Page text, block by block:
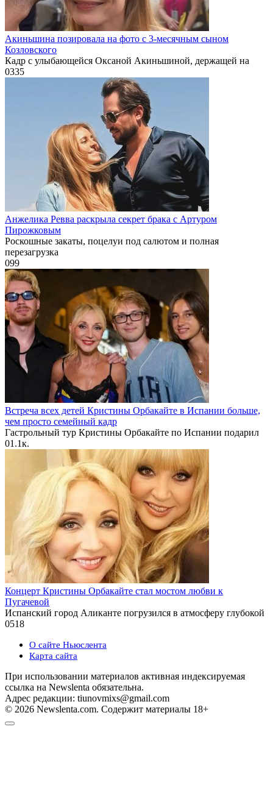
Акиньшина позировала на фото с 3-месячным сыном
Козловского
Кадр с улыбающейся Оксаной Акиньшиной, держащей на
0335
Анжелика Ревва раскрыла секрет брака с Артуром
Пирожковым
Роскошные закаты, поцелуи под салютом и полная
перезагрузка
099
Встреча всех детей Кристины Орбакайте в Испании больше,
чем просто семейный кадр
Гастрольный тур Кристины Орбакайте по Испании подарил
01.1к.
Концерт Кристины Орбакайте стал мостом любви к
Пугачевой
Испанский город Аликанте погрузился в атмосферу глубокой
0518
О сайте Ньюслента
Карта сайта
При использовании материалов активная индексируемая
ссылка на Newslenta обязательна.
Адрес редакции: tiunovmixs@gmail.com
© 2026 Newslenta.com. Содержит материалы 18+